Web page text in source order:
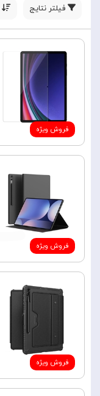
فیلتر نتایج
فروش ویژه
فروش ویژه
فروش ویژه